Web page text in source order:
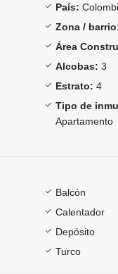
País:
Zona /
Área
Alcobas: 3
Estrato: 4
Tipo de
Apartamento
Balcón
Calentador
Depósito
Turco